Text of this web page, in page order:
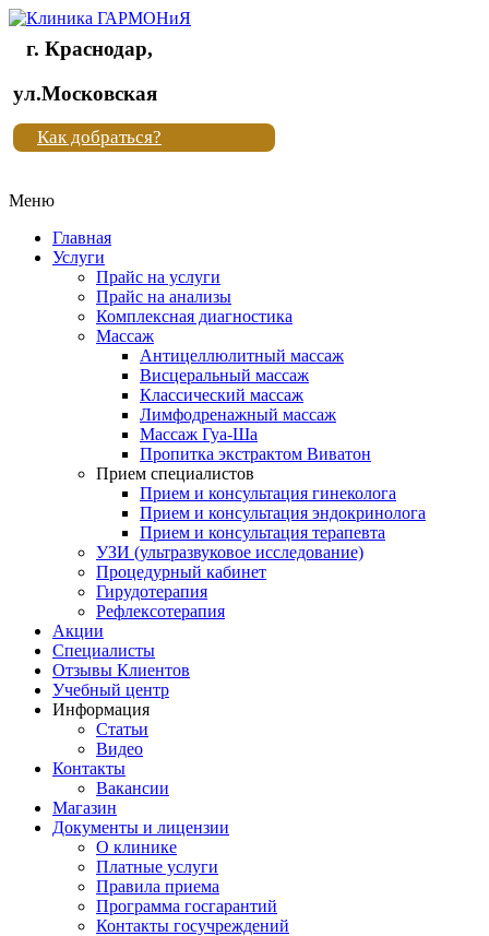
Клиника
"Новая
жизнь"
Клиника
жизнь"
г. Краснодар,
ул.Московская
Как добраться?
Меню
Главная
Услуги
Прайс на услуги
Прайс на анализы
Комплексная диагностика
Массаж
Антицеллюлитный массаж
Висцеральный массаж
Классический массаж
Лимфодренажный массаж
Массаж Гуа-Ша
Пропитка экстрактом Виватон
Прием специалистов
Прием и консультация гинеколога
Прием и консультация эндокринолога
Прием и консультация терапевта
УЗИ (ультразвуковое исследование)
Процедурный кабинет
Гирудотерапия
Рефлексотерапия
Акции
Специалисты
Отзывы Клиентов
Учебный центр
Информация
Статьи
Видео
Контакты
Вакансии
Магазин
Документы и лицензии
О клинике
Платные услуги
Правила приема
Программа госгарантий
Контакты госучреждений